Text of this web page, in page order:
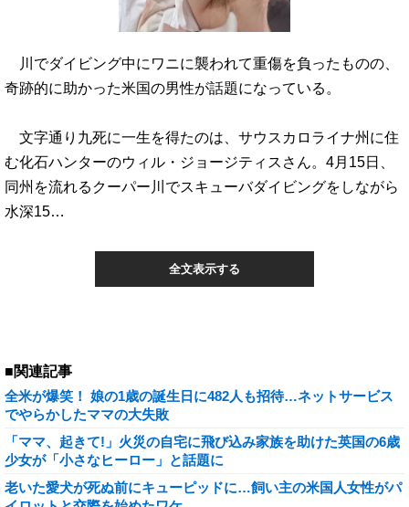
川でダイビング中にワニに襲われて重傷を負ったものの、
奇跡的に助かった米国の男性が話題になっている。
文字通り九死に一生を得たのは、サウスカロライナ州に住
む化石ハンターのウィル・ジョージティスさん。4月15日、
同州を流れるクーパー川でスキューバダイビングをしながら
水深15…
全文表示する
■関連記事
全米が爆笑！ 娘の1歳の誕生日に482人も招待…ネットサービス
でやらかしたママの大失敗
「ママ、起きて!」火災の自宅に飛び込み家族を助けた英国の6歳
少女が「小さなヒーロー」と話題に
老いた愛犬が死ぬ前にキューピッドに…飼い主の米国人女性がパ